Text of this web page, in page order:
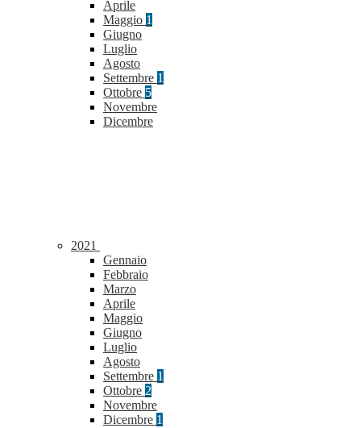
Aprile
Maggio 1
Giugno
Luglio
Agosto
Settembre 1
Ottobre 5
Novembre
Dicembre
2021
Gennaio
Febbraio
Marzo
Aprile
Maggio
Giugno
Luglio
Agosto
Settembre 1
Ottobre 2
Novembre
Dicembre 1